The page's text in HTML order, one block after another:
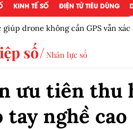
KINH TẾ SỐ ĐIỆN TỬ TIÊU DÙNG
drone không cần GPS vẫn
số Nhân lực số
ưu tiên thu
tay nghề cao